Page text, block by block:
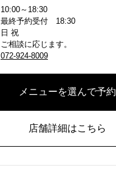
10:00～18:30
最終予約受付 18:30
日 祝
ご相談に応じます。
072-924-8009
メニューを選んで予約
店舗詳細はこちら